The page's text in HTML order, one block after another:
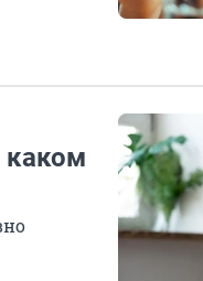
каком